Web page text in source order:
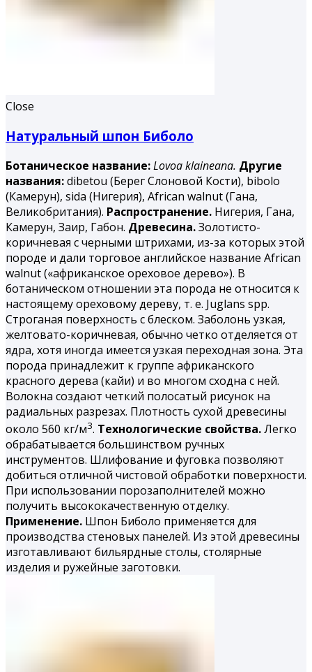
Close
Натуральный шпон Биболо
Ботаническое название:Lovoa klaineana. Другие
названия:dibetou (Берег Слоновой Кости), bibolo
(Камерун), sida (Нигерия), African walnut (Гана,
Великобритания). Распространение. Нигерия, Гана,
Камерун, Заир, Габон. Древесина.Золотисто-
коричневая с черными штрихами, из-за которых этой
породе и дали торговое английское название African
walnut («африканское ореховое дерево»). В
ботаническом отношении эта порода не относится к
настоящему ореховому дереву, т. е. Juglans spp.
Строганая поверхность с блеском. Заболонь узкая,
желтовато-коричневая, обычно четко отделяется от
ядра, хотя иногда имеется узкая переходная зона. Эта
порода принадлежит к группе африканского
красного дерева (кайи) и во многом сходна с ней.
Волокна создают четкий полосатый рисунок на
радиальных разрезах. Плотность сухой древесины
около 560 кг/м3. Технологические свойства.Легко
обрабатывается большинством ручных
инструментов. Шлифование и фуговка позволяют
добиться отличной чистовой обработки поверхности.
При использовании порозаполнителей можно
получить высококачественную отделку.
Применение. Шпон Биболо применяется для
производства стеновых панелей. Из этой древесины
изготавливают бильярдные столы, столярные
изделия и ружейные заготовки.